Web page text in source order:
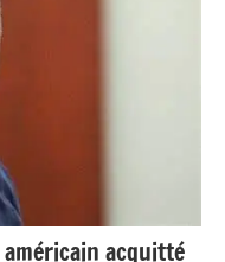
acquitté